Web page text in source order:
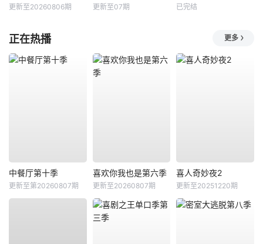
更新至20260806期 更新至07期 已完结
正在热播 更多
中餐厅第十季
更新至第20260807期
喜欢你我也是第六季
更新至20260807期
喜人奇妙夜2
更新至20251220期